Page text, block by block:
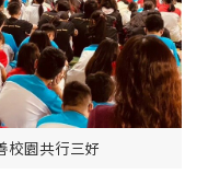
校園共行三好